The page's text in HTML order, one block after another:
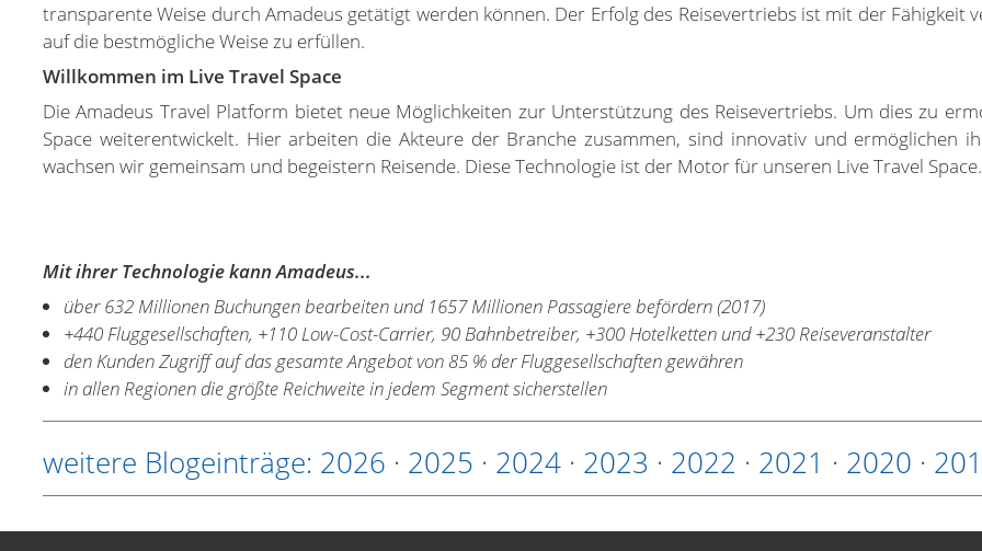
transparente Weise durch Amadeus getätigt werden können. Der Erfolg des Reisevertriebs ist mit der Fähigkeit
auf die bestmögliche Weise zu erfüllen.
Willkommen im Live Travel Space
Die Amadeus Travel Platform bietet neue Möglichkeiten zur Unterstützung des Reisevertriebs. Um dies zu
Space weiterentwickelt. Hier arbeiten die Akteure der Branche zusammen, sind innovativ und ermöglichen
wachsen wir gemeinsam und begeistern Reisende. Diese Technologie ist der Motor für unseren Live Travel Space.
Mit ihrer Technologie kann Amadeus...
über 632 Millionen Buchungen bearbeiten und 1657 Millionen Passagiere befördern (2017)
+440 Fluggesellschaften, +110 Low-Cost-Carrier, 90 Bahnbetreiber, +300 Hotelketten und +230 Reiseveranstalter
den Kunden Zugriff auf das gesamte Angebot von 85 % der Fluggesellschaften gewähren
in allen Regionen die größte Reichweite in jedem Segment sicherstellen
weitere Blogeinträge: 2026 · 2025 · 2024 · 2023 · 2022 · 2021 · 2020 ·